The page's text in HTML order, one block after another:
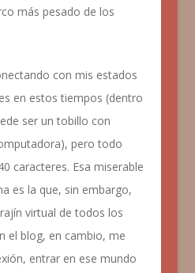
más pesado de los
con mis estados
en estos tiempos (dentro
ser un tobillo con
pero todo
caracteres. Esa miserable
es la que, sin embargo,
virtual de todos los
el blog, en cambio, me
entrar en ese mundo